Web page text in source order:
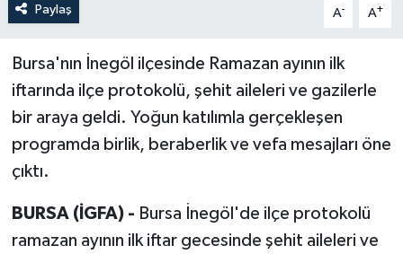
Paylaş A- A+
Bursa'nın İnegöl ilçesinde Ramazan ayının ilk
iftarında ilçe protokolü, şehit aileleri ve gazilerle
bir araya geldi. Yoğun katılımla gerçekleşen
programda birlik, beraberlik ve vefa mesajları öne
çıktı.
BURSA (İGFA) - Bursa İnegöl'de ilçe protokolü
ramazan ayının ilk iftar gecesinde şehit aileleri ve